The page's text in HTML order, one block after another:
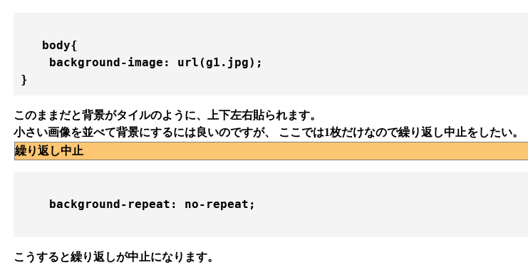
   body{
    background-image: url(g1.jpg);
}
このままだと背景がタイルのように、上下左右貼られます。
小さい画像を並べて背景にするには良いのですが、 ここでは1枚だけなので繰り返し中止をしたい。
繰り返し中止
    background-repeat: no-repeat;
こうすると繰り返しが中止になります。